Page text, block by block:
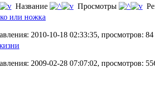
Название Просмотры
или ножка
2010-10-18 02:33:35, просмотров: 84
2009-02-28 07:07:02, просмотров: